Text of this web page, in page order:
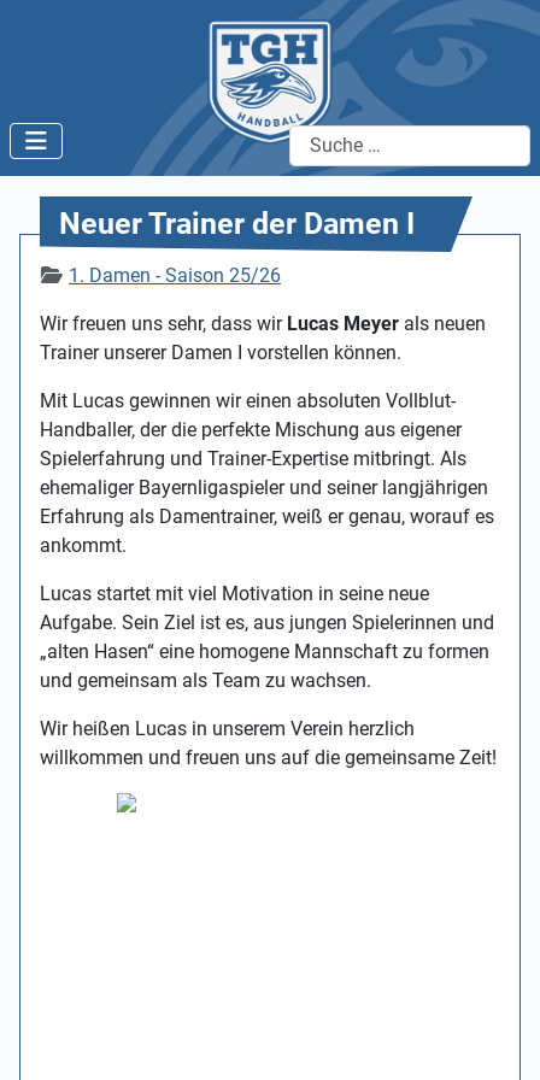
Suchen
Neuer Trainer der Damen I
Details1. Damen - Saison 25/26
Wir freuen uns sehr, dass wir Lucas Meyer als neuen
Trainer unserer Damen I vorstellen können.
Mit Lucas gewinnen wir einen absoluten Vollblut-
Handballer, der die perfekte Mischung aus eigener
Spielerfahrung und Trainer-Expertise mitbringt. Als
ehemaliger Bayernligaspieler und seiner langjährigen
Erfahrung als Damentrainer, weiß er genau, worauf es
ankommt.
Lucas startet mit viel Motivation in seine neue
Aufgabe. Sein Ziel ist es, aus jungen Spielerinnen und
„alten Hasen“ eine homogene Mannschaft zu formen
und gemeinsam als Team zu wachsen.
Wir heißen Lucas in unserem Verein herzlich
willkommen und freuen uns auf die gemeinsame Zeit!